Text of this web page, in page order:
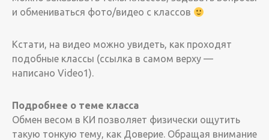
и обмениваться фото/видео с классов
Кстати, на видео можно увидеть, как проходят
подобные классы (ссылка в самом верху —
написано Video1).
Подробнее о теме класса
Обмен весом в КИ позволяет физически ощутить
такую тонкую тему, как Доверие. Обращая внимание